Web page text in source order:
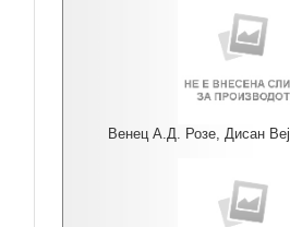
Венец А.Д. Розе, Дисан